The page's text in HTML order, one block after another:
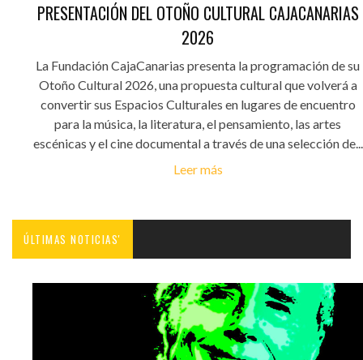
PRESENTACIÓN DEL OTOÑO CULTURAL CAJACANARIAS
2026
La Fundación CajaCanarias presenta la programación de su
Otoño Cultural 2026, una propuesta cultural que volverá a
convertir sus Espacios Culturales en lugares de encuentro
para la música, la literatura, el pensamiento, las artes
escénicas y el cine documental a través de una selección de...
Leer más
ÚLTIMAS NOTICIAS'